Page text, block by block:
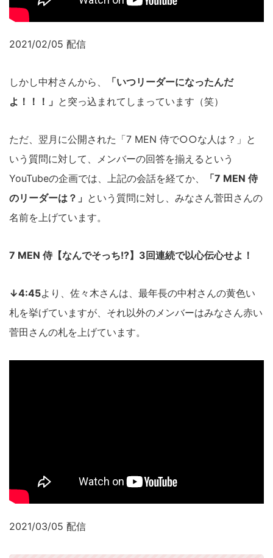
2021/02/05 配信
しかし中村さんから、
「いつリーダーになったんだ
よ！！！」 と突っ込まれてしまっています（笑）
ただ、翌月に公開された「7 MEN 侍で○○な人は？」と
いう質問に対して、メンバーの回答を揃えるという
YouTubeの企画では、上記の会話を経てか、
「7 MEN 侍
のリーダーは？」 という質問に対し、みなさん菅田さんの
名前を上げています。
7 MEN 侍【なんでそっち!?】3回連続で以心伝心せよ！
↓4:45より、佐々木さんは、最年長の中村さんの黄色い
札を挙げていますが、それ以外のメンバーはみなさん赤い
菅田さんの札を上げています。
2021/03/05 配信